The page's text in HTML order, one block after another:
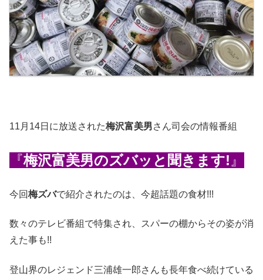
11月14日に放送された梅沢富美男さん司会の情報番組
『梅沢富美男のズバッと聞きます! 』
今回梅ズバで紹介されたのは、今超話題の食材!!!
数々のテレビ番組で特集され、スパーの棚からその姿が消
えた事も!!
登山界のレジェンド三浦雄一郎さんも長年食べ続けている